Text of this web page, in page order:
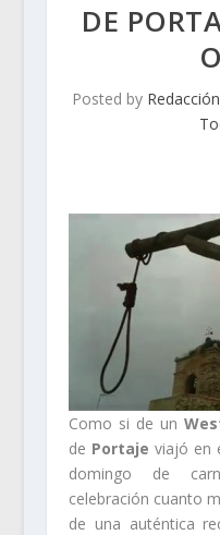
DE
Posted by Redacción
Como si de un
de Portaje viajó en
domingo de
celebración cuanto
de una auténtica